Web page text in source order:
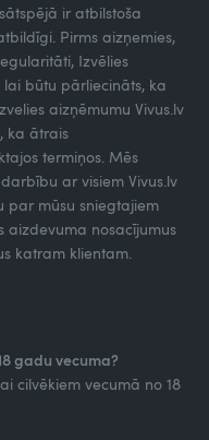
ir atbilstoša
Pirms aizņemies,
Izvēlies
būtu pārliecināts, ka
aizņēmumu Vivus.lv
ka ātrais
termiņos. Mēs
ar visiem Vivus.lv
par mūsu sniegtajiem
aizdevuma nosacījumus
katram klientam.
gadu vecuma?
cilvēkiem vecumā no 18